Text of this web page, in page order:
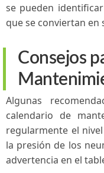
se pueden
que se conviertan en
Consejos
Algunas recomendaciones clave incluyen seguir el
calendario de
regularmente el
la presión de los
advertencia en el